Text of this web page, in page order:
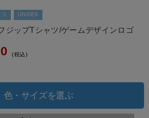
UNISEX
ジップTシャツ/ゲームデザインロゴ
税込
色・サイズを選ぶ